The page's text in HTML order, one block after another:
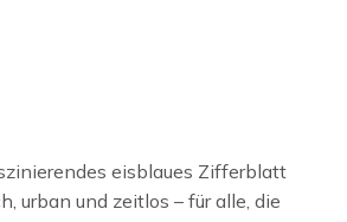
eisblaues Zifferblatt
urban und zeitlos – für alle, die